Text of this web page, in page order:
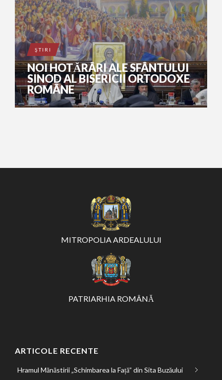
ŞTIRI
NOI HOTĂRÂRI ALE SFÂNTULUI
SINOD AL BISERICII ORTODOXE
ROMÂNE
MITROPOLIA ARDEALULUI
PATRIARHIA ROMÂNĂ
ARTICOLE RECENTE
Hramul Mănăstirii „Schimbarea la Față” din Sita Buzăului